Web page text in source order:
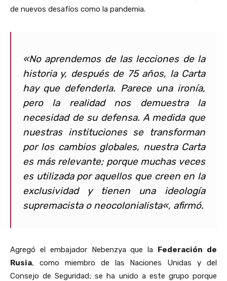
de nuevos desafíos como la pandemia.
«No aprendemos de las lecciones de la
historia y, después de 75 años, la Carta
hay que defenderla. Parece una ironía,
pero la realidad nos demuestra la
necesidad de su defensa. A medida que
nuestras instituciones se transforman
por los cambios globales, nuestra Carta
es más relevante; porque muchas veces
es utilizada por aquellos que creen en la
exclusividad y tienen una ideología
supremacista o neocolonialista«, afirmó.
Agregó el embajador Nebenzya que la Federación de
Rusia, como miembro de las Naciones Unidas y del
Consejo de Seguridad; se ha unido a este grupo porque